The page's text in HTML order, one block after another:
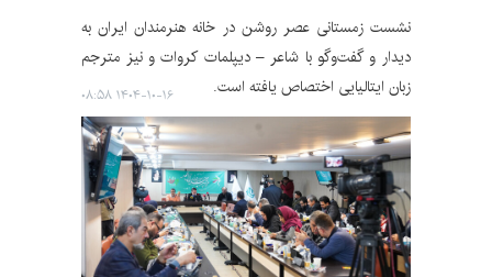
نشست زمستانی عصر روشن در خانه هنرمندان ایران به
دیدار و گفت‌وگو با شاعر – دیپلمات کروات و نیز مترجم
زبان ایتالیایی اختصاص یافته است.
۱۴۰۴-۱۰-۱۶ ۰۸:۵۸